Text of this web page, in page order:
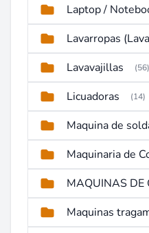
Laptop /
Lavarropas
Lavavajillas (56)
Licuadoras (14)
Maquina de
MAQUINAS DE
Maquinas